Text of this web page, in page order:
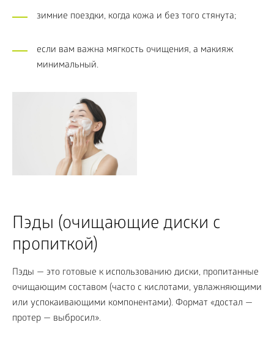
зимние поездки, когда кожа и без того стянута;
если вам важна мягкость очищения, а макияж
минимальный.
Пэды (очищающие диски с
пропиткой)
Пэды — это готовые к использованию диски, пропитанные
очищающим составом (часто с кислотами, увлажняющими
или успокаивающими компонентами). Формат «достал —
протер — выбросил».